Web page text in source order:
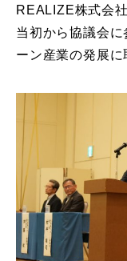
REALIZE株式会
当初から協議会
ーン産業の発展に